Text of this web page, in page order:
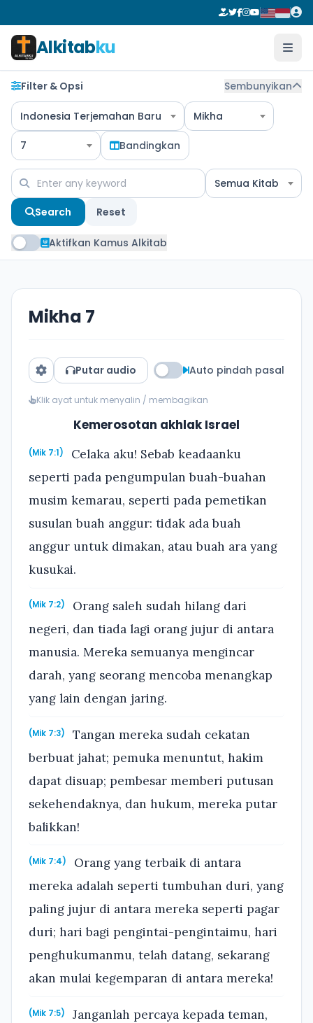
Alkitabku
Filter & Opsi Sembunyikan
Indonesia Terjemahan Baru Mikha
7 Bandingkan
Semua Kitab
Search Reset
Aktifkan Kamus Alkitab
Mikha 7
Putar audio Auto pindah pasal
Klik ayat untuk menyalin / membagikan
Kemerosotan akhlak Israel
(Mik 7:1)
Celaka aku! Sebab keadaanku
seperti pada pengumpulan buah-buahan
musim kemarau, seperti pada pemetikan
susulan buah anggur: tidak ada buah
anggur untuk dimakan, atau buah ara yang
kusukai.
(Mik 7:2)
Orang saleh sudah hilang dari
negeri, dan tiada lagi orang jujur di antara
manusia. Mereka semuanya mengincar
darah, yang seorang mencoba menangkap
yang lain dengan jaring.
(Mik 7:3)
Tangan mereka sudah cekatan
berbuat jahat; pemuka menuntut, hakim
dapat disuap; pembesar memberi putusan
sekehendaknya, dan hukum, mereka putar
balikkan!
(Mik 7:4)
Orang yang terbaik di antara
mereka adalah seperti tumbuhan duri, yang
paling jujur di antara mereka seperti pagar
duri; hari bagi pengintai-pengintaimu, hari
penghukumanmu, telah datang, sekarang
akan mulai kegemparan di antara mereka!
(Mik 7:5)
Janganlah percaya kepada teman,